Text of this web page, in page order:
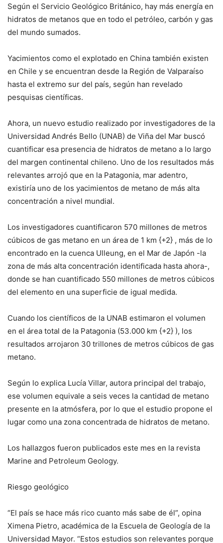
Según el Servicio Geológico Británico, hay más energía en
hidratos de metanos que en todo el petróleo, carbón y gas
del mundo sumados.
Yacimientos como el explotado en China también existen
en Chile y se encuentran desde la Región de Valparaíso
hasta el extremo sur del país, según han revelado
pesquisas científicas.
Ahora, un nuevo estudio realizado por investigadores de la
Universidad Andrés Bello (UNAB) de Viña del Mar buscó
cuantificar esa presencia de hidratos de metano a lo largo
del margen continental chileno. Uno de los resultados más
relevantes arrojó que en la Patagonia, mar adentro,
existiría uno de los yacimientos de metano de más alta
concentración a nivel mundial.
Los investigadores cuantificaron 570 millones de metros
cúbicos de gas metano en un área de 1 km {+2} , más de lo
encontrado en la cuenca Ulleung, en el Mar de Japón -la
zona de más alta concentración identificada hasta ahora-,
donde se han cuantificado 550 millones de metros cúbicos
del elemento en una superficie de igual medida.
Cuando los científicos de la UNAB estimaron el volumen
en el área total de la Patagonia (53.000 km {+2} ), los
resultados arrojaron 30 trillones de metros cúbicos de gas
metano.
Según lo explica Lucía Villar, autora principal del trabajo,
ese volumen equivale a seis veces la cantidad de metano
presente en la atmósfera, por lo que el estudio propone el
lugar como una zona concentrada de hidratos de metano.
Los hallazgos fueron publicados este mes en la revista
Marine and Petroleum Geology.
Riesgo geológico
“El país se hace más rico cuanto más sabe de él”, opina
Ximena Pietro, académica de la Escuela de Geología de la
Universidad Mayor. “Estos estudios son relevantes porque